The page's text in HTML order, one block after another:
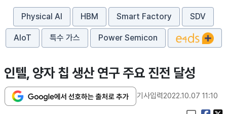
Physical AI HBM Smart Factory SDV
AIoT 특수 가스 Power Semicon
인텔, 양자 칩 생산 연구 주요 진전 달성
기사입력2022.10.07 11:10